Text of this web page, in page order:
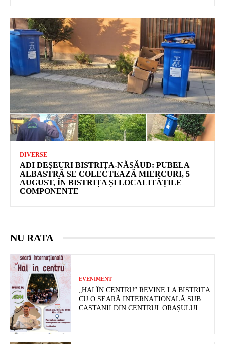
DIVERSE
ADI DEȘEURI BISTRIȚA-NĂSĂUD: PUBELA
ALBASTRĂ SE COLECTEAZĂ MIERCURI, 5
AUGUST, ÎN BISTRIȚA ȘI LOCALITĂȚILE
COMPONENTE
NU RATA
EVENIMENT
„HAI ÎN CENTRU” REVINE LA BISTRIȚA
CU O SEARĂ INTERNAȚIONALĂ SUB
CASTANII DIN CENTRUL ORAȘULUI